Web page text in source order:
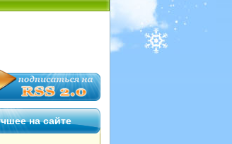
на сайте